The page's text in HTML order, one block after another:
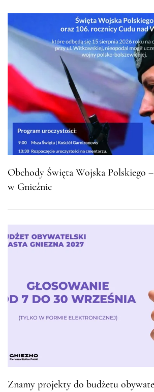
Obchody Święta Wojska Polskiego
w Gnieźnie
Znamy projekty do budżetu